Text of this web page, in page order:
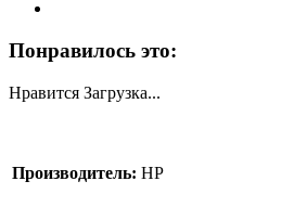
Понравилось это:
Нравится Загрузка...
Производитель: HP